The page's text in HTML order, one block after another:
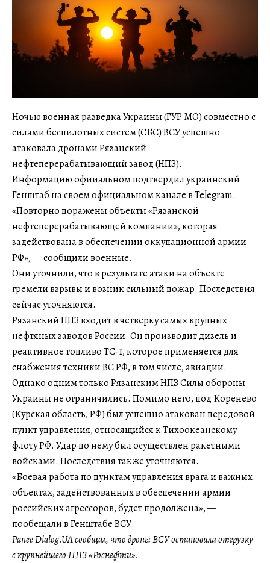
Ночью военная разведка Украины (ГУР МО) совместно с
силами беспилотных систем (СБС) ВСУ успешно
атаковала дронами Рязанский
нефтеперерабатывающий завод (НПЗ).
Информацию офииальном подтвердил украинский
Генштаб на своем официальном канале в Telegram.
«Повторно поражены объекты «Рязанской
нефтеперерабатывающей компании», которая
задействована в обеспечении оккупационной армии
РФ», — сообщили военные.
Они уточнили, что в результате атаки на объекте
гремели взрывы и возник сильный пожар. Последствия
сейчас уточняются.
Рязанский НПЗ входит в четверку самых крупных
нефтяных заводов России. Он производит дизель и
реактивное топливо ТС-1, которое применяется для
снабжения техники ВС РФ, в том числе, авиации.
Однако одним только Рязанским НПЗ Силы обороны
Украины не ограничились. Помимо него, под Коренево
(Курская область, РФ) был успешно атакован передовой
пункт управления, относящийся к Тихоокеанскому
флоту РФ. Удар по нему был осуществлен ракетными
войсками. Последствия также уточняются.
«Боевая работа по пунктам управления врага и важных
объектах, задействованных в обеспечении армии
российских агрессоров, будет продолжена», —
пообещали в Генштабе ВСУ.
Ранее Dialog.UA сообщал, что дроны ВСУ остановили отгрузку
с крупнейшего НПЗ «Роснефти».